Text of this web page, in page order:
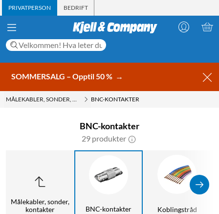
PRIVATPERSON BEDRIFT
SOMMERSALG – Opptil 50 % →
MÅLEKABLER, SONDER, KONTAKTERBNC-KONTAKTER
BNC-kontakter
29 produkter
Målekabler, sonder,
kontakter
BNC-kontakter Koblingstråd